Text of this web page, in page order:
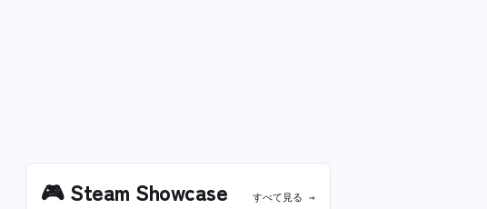
🎮Steam Showcase すべて見る →